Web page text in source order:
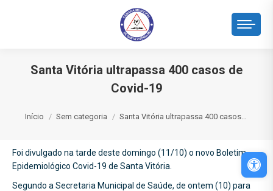
Santa Vitória ultrapassa 400 casos de
Covid-19
Início Sem categoria Santa Vitória ultrapassa 400 casos…
Foi divulgado na tarde deste domingo (11/10) o novo Boletim
Epidemiológico Covid-19 de Santa Vitória.
Segundo a Secretaria Municipal de Saúde, de ontem (10) para